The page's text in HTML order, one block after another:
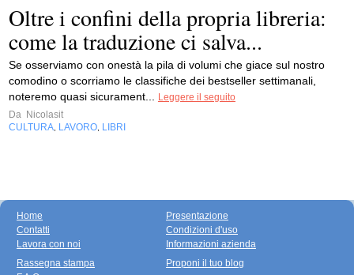
Oltre i confini della propria libreria:
come la traduzione ci salva...
Se osserviamo con onestà la pila di volumi che giace sul nostro
comodino o scorriamo le classifiche dei bestseller settimanali,
noteremo quasi sicurament...
Leggere il seguito
Da Nicolasit
CULTURA LAVORO LIBRI
Home
Contatti
Lavora con noi
Presentazione
Condizioni d'uso
Informazioni azienda
Rassegna stampa
Proponi il tuo blog